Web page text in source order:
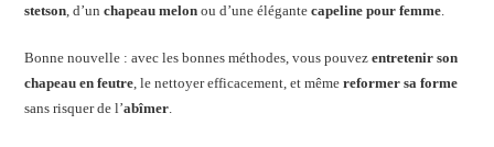
stetson , d’unchapeau melon ou d’une élégantecapeline pour femme
Bonne nouvelle : avec les bonnes méthodes, vous pouvezentretenir son
chapeau en feutre , le nettoyer efficacement, et mêmereformer sa forme
sans risquer de l’abîmer